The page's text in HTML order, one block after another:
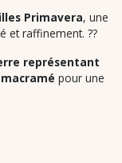
Primavera, une
et raffinement. ??
représentant
pour une